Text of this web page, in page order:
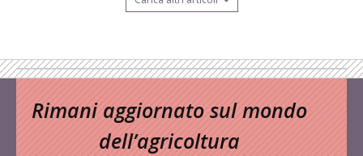
Rimani aggiornato sul mondo
dell’agricoltura